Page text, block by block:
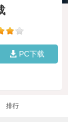
PC下载
排行